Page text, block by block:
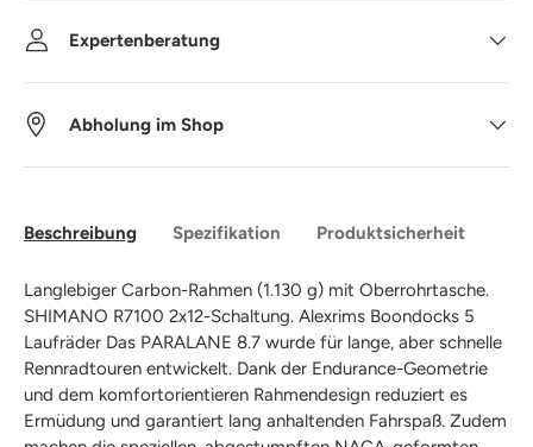
Expertenberatung
Abholung im Shop
Beschreibung Spezifikation Produktsicherheit
Langlebiger Carbon-Rahmen (1.130 g) mit Oberrohrtasche.
SHIMANO R7100 2x12-Schaltung. Alexrims Boondocks 5
Laufräder Das PARALANE 8.7 wurde für lange, aber schnelle
Rennradtouren entwickelt. Dank der Endurance-Geometrie
und dem komfortorientieren Rahmendesign reduziert es
Ermüdung und garantiert lang anhaltenden Fahrspaß. Zudem